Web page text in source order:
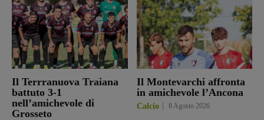
Il Terrranuova Traiana
battuto 3-1
nell’amichevole di
Grosseto
Il Montevarchi affronta
in amichevole l’Ancona
Calcio 8 Agosto 2026